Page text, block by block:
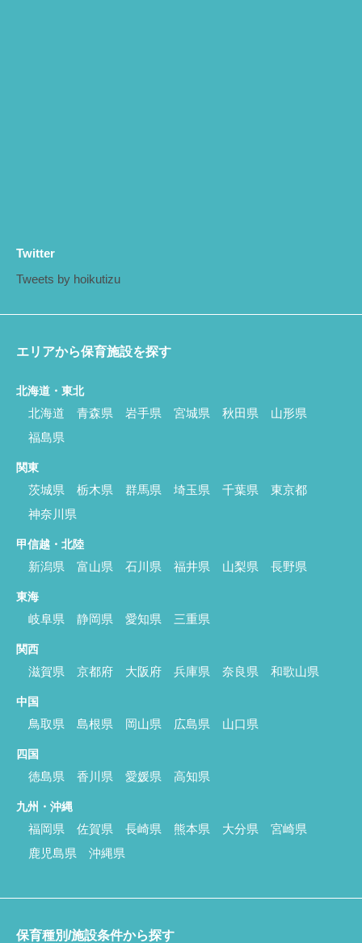
Twitter
Tweets by hoikutizu
エリアから保育施設を探す
北海道・東北
北海道 青森県 岩手県 宮城県 秋田県
山形県
福島県
関東
茨城県 栃木県 群馬県 埼玉県 千葉県
東京都
神奈川県
甲信越・北陸
新潟県 富山県 石川県 福井県 山梨県 長野県
東海
岐阜県 静岡県 愛知県 三重県
関西
滋賀県 京都府 大阪府 兵庫県 奈良県 和歌山県
中国
鳥取県 島根県 岡山県 広島県 山口県
四国
徳島県 香川県 愛媛県 高知県
九州・沖縄
福岡県 佐賀県 長崎県 熊本県 大分県
宮崎県
鹿児島県
沖縄県
保育種別/施設条件から探す